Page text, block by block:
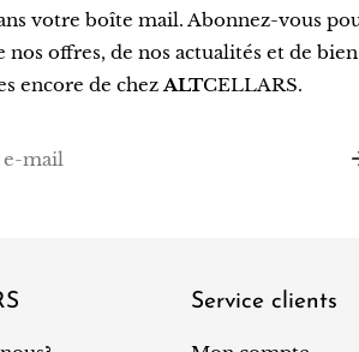
votre boîte mail. Abonnez-vous
nos offres, de nos actualités et de bien
encore de chezALTCELLARS.
Service clients